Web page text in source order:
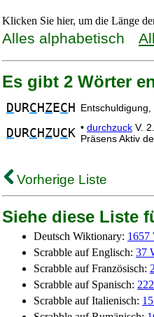
Klicken Sie hier, um die Länge
Alles alphabetisch
Es gibt 2 Wörter
DURC H ZEC H
DURC H ZUC K • durchzuck V.
Präsens Aktiv
Vorherige Liste
Siehe diese Liste
Deutsch Wiktionary: 1657
Scrabble auf Englisch: 37
Scrabble auf Französisch:
Scrabble auf Spanisch:
Scrabble auf Italienisch: